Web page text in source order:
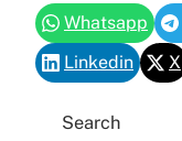
Whatsapp
Linkedin
X
Search